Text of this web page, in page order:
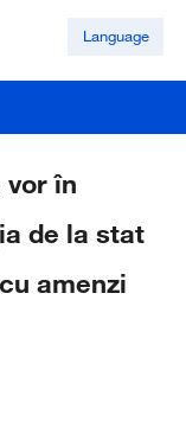
Language
în
de la stat
amenzi